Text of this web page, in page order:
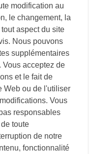
modification au
le changement, la
aspect du site
Nous pouvons
supplémentaires
Vous acceptez de
et le fait de
Web ou de l'utiliser
Vous
responsables
toute
de notre
fonctionnalité